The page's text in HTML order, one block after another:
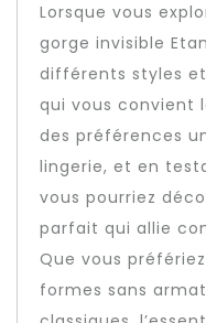
Lorsque vous
gorge invisible
différents styles
qui vous convient
des préférences
lingerie, et en
vous pourriez
parfait qui allie
Que vous
formes sans